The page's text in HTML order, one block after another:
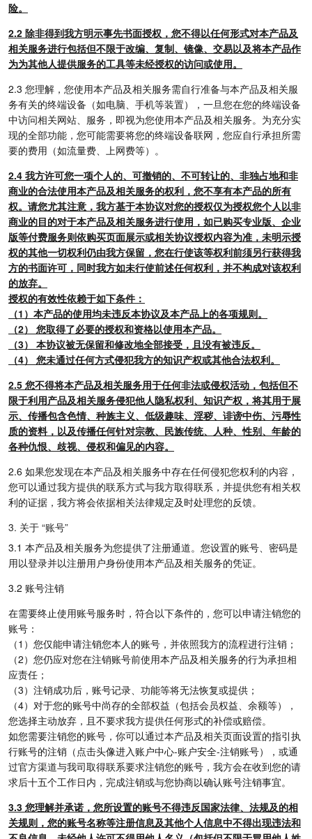
险。
2.2 除非得到我方明示事先书面授权，您不得以任何形式对本产品及
相关服务进行包括但不限于改编、复制、镜像、交易以及将本产品作
为为其他人提供服务的工具等未经授权的访问或使用。
2.3 您理解，您使用本产品及相关服务需自行准备与本产品及相关服
务有关的终端设备（如电脑、手机等装置），一旦您在您的终端设备
中访问相关网站、服务，即视为您使用本产品及相关服务。为充分实
现的全部功能，您可能需要将您的终端设备联网，您应自行承担所需
要的费用（如流量费、上网费等）。
2.4 我方许可您一项个人的、可撤销的、不可转让的、非独占地和非
商业的合法使用本产品及相关服务的权利，您不享有本产品的所有
权。请您尤其注意，我方基于本协议对您的授权仅为授权您个人以非
商业的目的对于本产品及相关服务进行使用，如已购买专业版、企业
版等付费服务则依购买页面展示或相关协议授权内容为准，未明示授
权的其他一切权利仍由我方保留，您在行使该等权利前须另行获得我
方的书面许可，同时我方如未行使前述任何权利，并不构成对该权利
的放弃。
授权的有效性依赖于如下条件：
（1）本产品的使用均未违反本协议及本产品上的各项规则。
（2） 您取得了必要的授权和资格以使用本产品。
（3） 本协议被无保留和修改地全部接受，且没有被违反。
（4） 您未通过任何方式侵犯我方的知识产权或其他合法权利。
2.5 您不得将本产品及相关服务用于任何非法或侵权活动，包括但不
限于利用产品及相关服务侵犯他人隐私权利、知识产权，将其用于展
示、传播包含色情、种族主义、低级趣味、淫秽、诽谤中伤、污辱性
质的资料，以及传播任何针对宗教、民族传统、人种、性别、年龄的
各种仇恨、歧视、侵权和偏见的内容。
2.6 如果您发现在本产品及相关服务中存在任何侵犯您权利的内容，
您可以通过我方提供的联系方式与我方取得联系，并提供您有相关权
利的证据，我方将会依据相关法律规定及时处理您的反馈。
3. 关于 “账号”
3.1 本产品及相关服务为您提供了注册通道。您设置的账号、密码是
用以登录并以注册用户身份使用本产品及相关服务的凭证。
3.2 账号注销
在需要终止使用账号服务时，符合以下条件的，您可以申请注销您的
账号：
（1）您仅能申请注销您本人的账号，并依照我方的流程进行注销；
（2）您仍应对您在注销账号前使用本产品及相关服务的行为承担相
应责任；
（3）注销成功后，账号记录、功能等将无法恢复或提供；
（4）对于您的账号中尚存的全部权益（包括会员权益、余额等），
您选择主动放弃，且不要求我方提供任何形式的补偿或赔偿。
如您需要注销您的账号，你可以通过本产品及相关页面设置的指引执
行账号的注销（点击头像进入账户中心-账户安全-注销账号），或通
过官方渠道与我司取得联系要求注销您的账号，我方会在收到您的请
求后十五个工作日内，完成注销或与您协商以确认账号注销事宜。
3.3 您理解并承诺，您所设置的账号不得违反国家法律、法规及的相
关规则，您的账号名称等注册信息及其他个人信息中不得出现违法和